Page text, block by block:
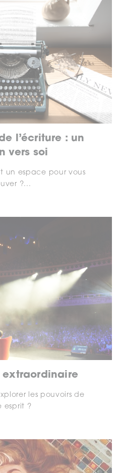
l’écriture : un
vers soi
un espace pour vous
?...
extraordinaire
les pouvoirs de
esprit ?